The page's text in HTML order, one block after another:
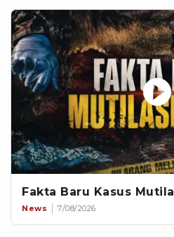
Fakta Baru Kasus
News 7/08/2026